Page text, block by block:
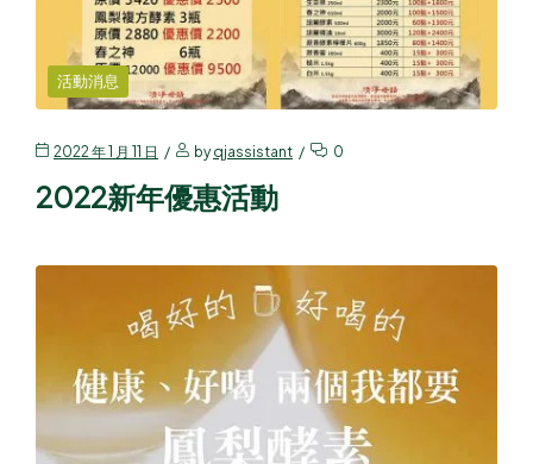
活動消息
2022 年 1 月 11 日 byqjassistant 0
2022新年優惠活動